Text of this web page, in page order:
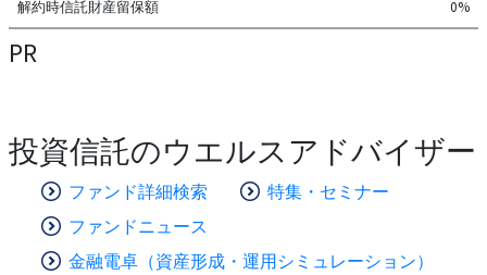
解約時信託財産留保額 0%
PR
投資信託のウエルスアドバイザー
ファンド詳細検索
特集・セミナー
ファンドニュース
金融電卓（資産形成・運用シミュレーション）